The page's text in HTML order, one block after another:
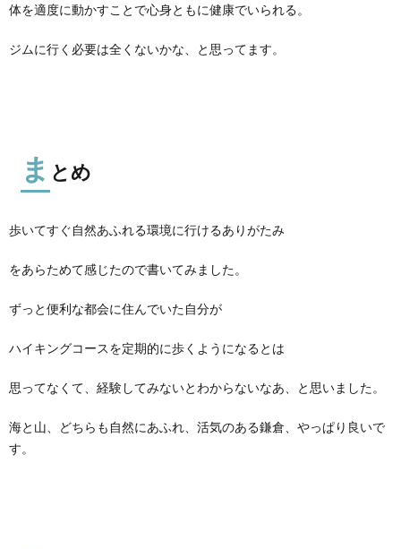
体を適度に動かすことで心身ともに健康でいられる。
ジムに行く必要は全くないかな、と思ってます。
ま とめ
歩いてすぐ自然あふれる環境に行けるありがたみ
をあらためて感じたので書いてみました。
ずっと便利な都会に住んでいた自分が
ハイキングコースを定期的に歩くようになるとは
思ってなくて、経験してみないとわからないなあ、と思いました。
海と山、どちらも自然にあふれ、活気のある鎌倉、やっぱり良いで
す。